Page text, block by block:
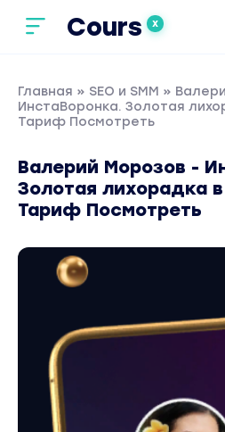
Cours X
Главная » SEO и SMM »
ИнстаВоронка. Золотая
Тариф Посмотреть
Валерий Морозов -
Золотая лихорадка
Тариф Посмотреть